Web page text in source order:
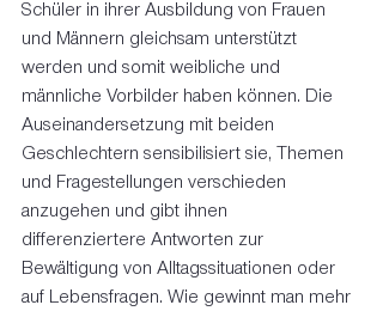
Schüler in ihrer Ausbildung von Frauen
und Männern gleichsam unterstützt
werden und somit weibliche und
männliche Vorbilder haben können. Die
Auseinandersetzung mit beiden
Geschlechtern sensibilisiert sie, Themen
und Fragestellungen verschieden
anzugehen und gibt ihnen
differenziertere Antworten zur
Bewältigung von Alltagssituationen oder
auf Lebensfragen. Wie gewinnt man mehr